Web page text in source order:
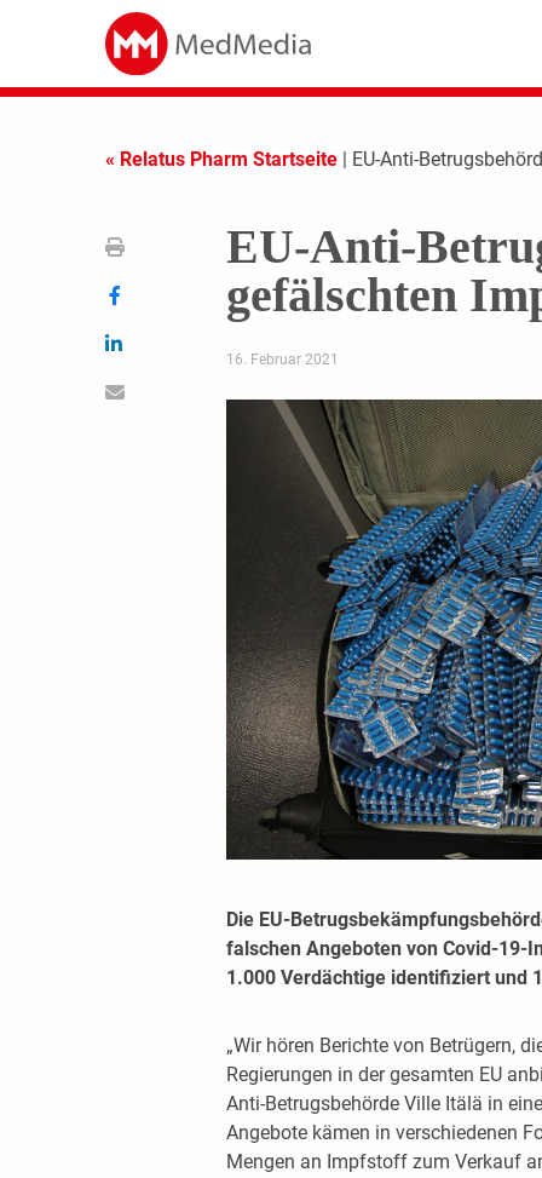
« Relatus Pharm Startseite | EU-Anti-
EU-Anti-
gefälschten
16. Februar 2021
Die EU-
falschen Angeboten von Covid-
1.000 Verdächtige identifiziert und
„Wir hören Berichte von Betrügern,
Regierungen in der gesamten EU
Anti-Betrugsbehörde Ville Itälä in
Angebote kämen in verschiedenen
Mengen an Impfstoff zum Verkauf